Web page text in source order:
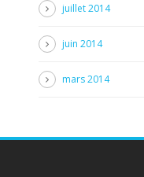
juillet 2014
juin 2014
mars 2014